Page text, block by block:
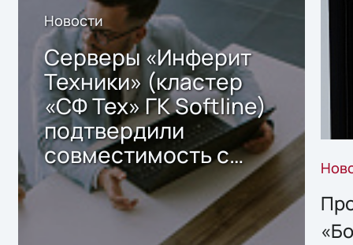
Новости
Серверы «Инферит
Техники» (кластер
«СФ Тех» ГК Softline)
подтвердили
совместимость с
решением Sharx
Storage 2.x для
хранения данных